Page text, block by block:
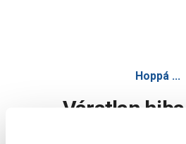
Hoppá ...
Váratlan